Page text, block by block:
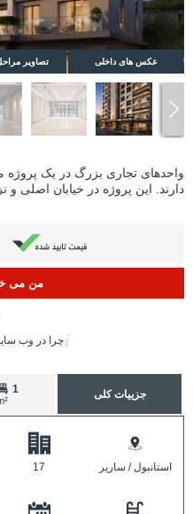
عکس های داخلی تصاویر
واحدهای تجاری بزرگ در یک پروژه
دارند. این پروژه در خیابان اصلی
من می
چرا در وب
جزییات کلی 1
استانبول / ساریر 17